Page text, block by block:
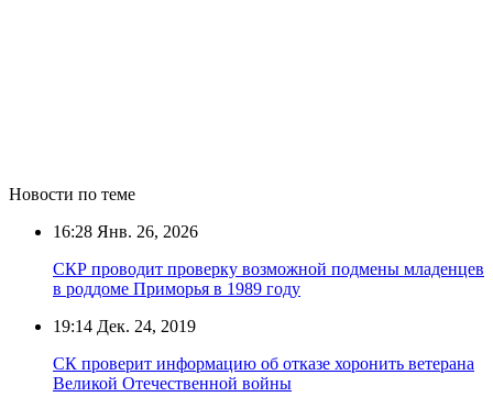
Новости по теме
16:28 Янв. 26, 2026
СКР проводит проверку возможной подмены младенцев
в роддоме Приморья в 1989 году
19:14 Дек. 24, 2019
СК проверит информацию об отказе хоронить ветерана
Великой Отечественной войны